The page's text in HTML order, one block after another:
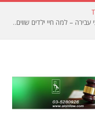
**עו״ד רוני אלוני-סדובניק: פיצויים לנפגעי עבירה – למה חיי ילדים שווים פחות?**